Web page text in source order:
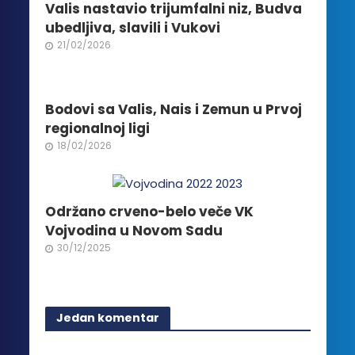
biti
izabrane
na
Valis nastavio trijumfalni niz, Budva
ubedljiva, slavili i Vukovi
21/02/2026
Bodovi sa Valis, Nais i Zemun u Prvoj
regionalnoj ligi
18/02/2026
Održano crveno-belo veče VK
Vojvodina u Novom Sadu
30/12/2025
Jedan komentar